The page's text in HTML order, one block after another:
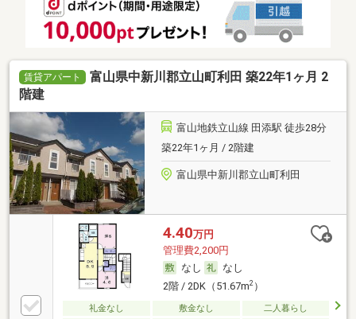
賃貸アパート
富山県中新川郡立山町利田 築22年1ヶ月 2
階建
富山地鉄立山線 田添駅 徒歩28分
築22年1ヶ月 / 2階建
富山県中新川郡立山町利田
4.40万円
管理費2,200円
なし
なし
2階 / 2DK（51.67m2）
礼金なし 敷金なし
二人暮らし